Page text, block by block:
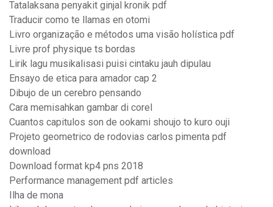
Tatalaksana penyakit ginjal kronik pdf
Traducir como te llamas en otomi
Livro organização e métodos uma visão holística pdf
Livre prof physique ts bordas
Lirik lagu musikalisasi puisi cintaku jauh dipulau
Ensayo de etica para amador cap 2
Dibujo de un cerebro pensando
Cara memisahkan gambar di corel
Cuantos capitulos son de ookami shoujo to kuro ouji
Projeto geometrico de rodovias carlos pimenta pdf
download
Download format kp4 pns 2018
Performance management pdf articles
Ilha de mona